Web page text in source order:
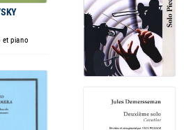
et piano